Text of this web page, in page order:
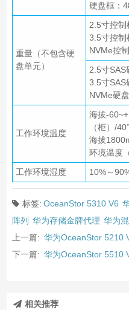
硬盘框：
重量（不包含硬
盘单元）
2.5寸控制
3.5寸控制
NVMe控
2.5寸SAS
3.5寸SAS
NVMe硬
工作环境温度
海拔-
（柜）/
海拔
环境温度
工作环境湿度
10%～
标签: OceanStor 5310 V6
阵列 华为存储金牌代理 华为
上一篇: 华为OceanStor 5210
下一篇: 华为OceanStor 5510
相关推荐